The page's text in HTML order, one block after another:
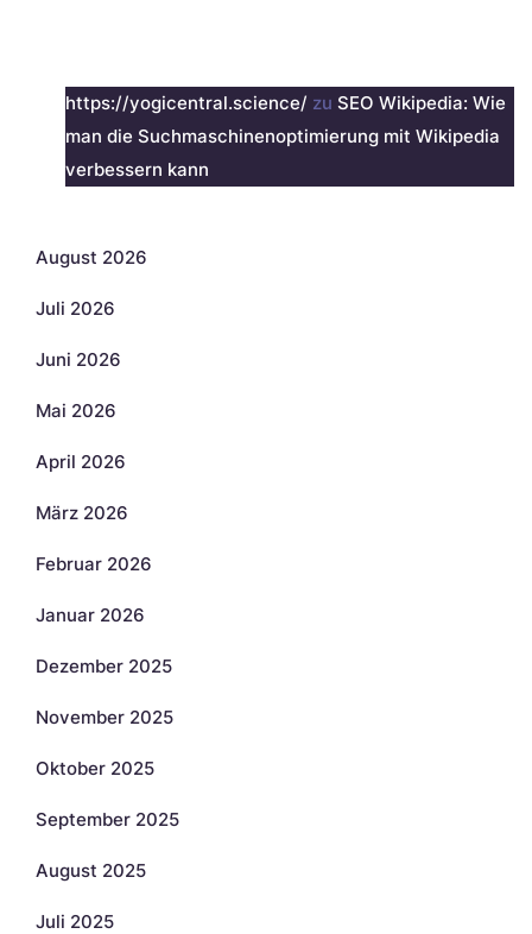
https://yogicentral.science/ zu SEO Wikipedia: Wie
man die Suchmaschinenoptimierung mit Wikipedia
verbessern kann
August 2026
Juli 2026
Juni 2026
Mai 2026
April 2026
März 2026
Februar 2026
Januar 2026
Dezember 2025
November 2025
Oktober 2025
September 2025
August 2025
Juli 2025